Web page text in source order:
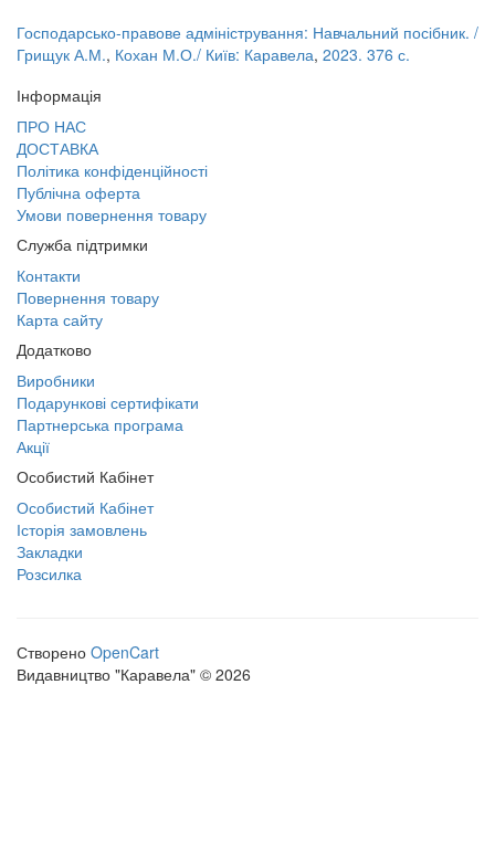
Господарсько-правове адміністрування: Навчальний посібник. /
Грищук А.М., Кохан М.О./ Київ: Каравела, 2023. 376 с.
Інформація
ПРО НАС
ДОСТАВКА
Політика конфіденційності
Публічна оферта
Умови повернення товару
Служба підтримки
Контакти
Повернення товару
Карта сайту
Додатково
Виробники
Подарункові сертифікати
Партнерська програма
Акції
Особистий Кабінет
Особистий Кабінет
Історія замовлень
Закладки
Розсилка
Створено OpenCart
Видавництво "Каравела" © 2026